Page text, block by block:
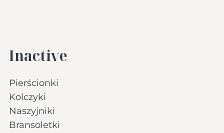
Inactive
Pierścionki
Kolczyki
Naszyjniki
Bransoletki